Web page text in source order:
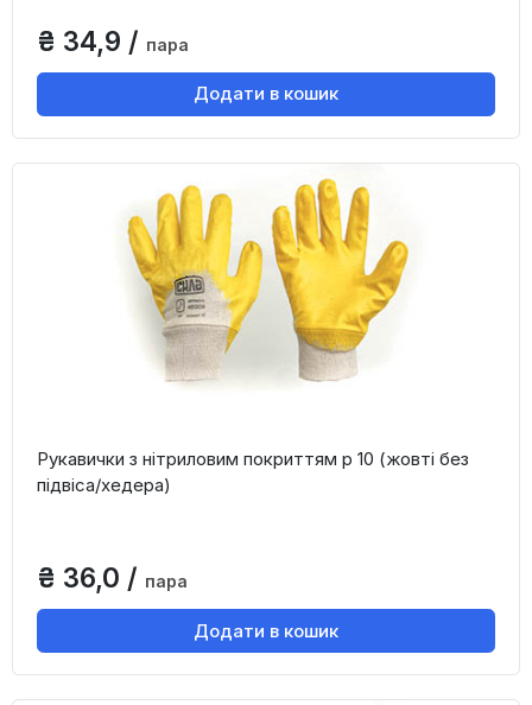
₴ 34,9 / пара
Додати в кошик
Рукавички з нітриловим покриттям р 10 (жовті без
підвіса/хедера)
₴ 36,0 / пара
Додати в кошик